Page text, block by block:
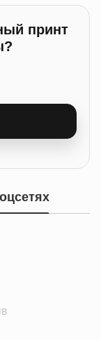
принт